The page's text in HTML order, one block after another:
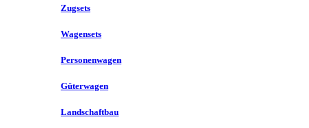
Zugsets
Wagensets
Personenwagen
Güterwagen
Landschaftbau